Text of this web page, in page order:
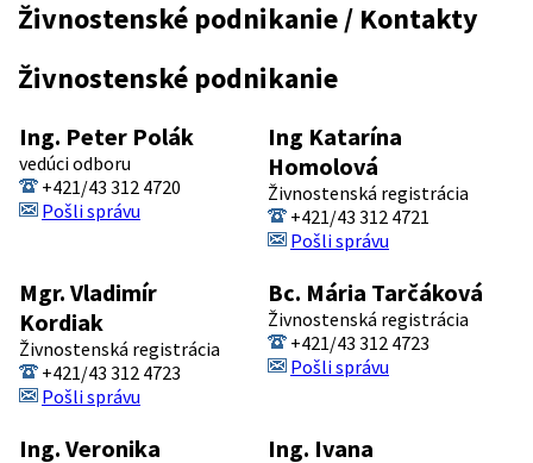
Živnostenské podnikanie / Kontakty
Živnostenské podnikanie
Ing. Peter Polák
vedúci odboru
+421/43 312 4720
Pošli správu
Ing Katarína
Homolová
Živnostenská registrácia
+421/43 312 4721
Pošli správu
Mgr. Vladimír
Kordiak
Živnostenská registrácia
+421/43 312 4723
Pošli správu
Bc. Mária Tarčáková
Živnostenská registrácia
+421/43 312 4723
Pošli správu
Ing. Veronika
Ing. Ivana